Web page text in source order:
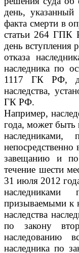
день,
факта смерти в
статьи 264 ГПК
день вступления
отказа
наследника по
1117 ГК РФ,
наследства,
ГК РФ.
Например,
года, может быть
наследниками,
непосредственно
завещанию и
течение шести
31 июля 2012
призываемыми к
наследства
по закону
наследованию
наследника по